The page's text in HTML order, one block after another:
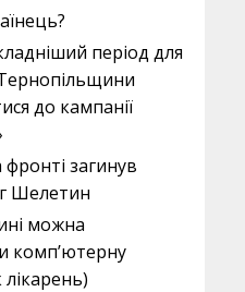
період для
до кампанії
загинув
Шелетин
можна
комп’ютерну